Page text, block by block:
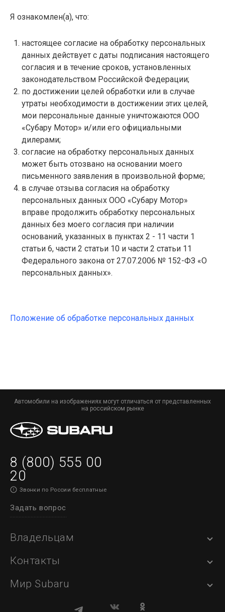
Я ознакомлен(а), что:
настоящее согласие на обработку персональных
данных действует с даты подписания настоящего
согласия и в течение сроков, установленных
законодательством Российской Федерации;
по достижении целей обработки или в случае
утраты необходимости в достижении этих целей,
мои персональные данные уничтожаются ООО
«Субару Мотор» и/или его официальными
дилерами;
согласие на обработку персональных данных
может быть отозвано на основании моего
письменного заявления в произвольной форме;
в случае отзыва согласия на обработку
персональных данных ООО «Субару Мотор»
вправе продолжить обработку персональных
данных без моего согласия при наличии
оснований, указанных в пунктах 2 - 11 части 1
статьи 6, части 2 статьи 10 и части 2 статьи 11
Федерального закона от 27.07.2006 № 152-ФЗ «О
персональных данных».
Положение об обработке персональных данных
Автомобили на изображениях могут отличаться от представленных
на российском рынке
8 (800) 555 00
20
Звонки по России бесплатные
Задать вопрос
Владельцам
Контакты
Мир Subaru